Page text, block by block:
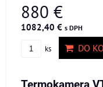
880 €
1082,40 € s DPH
ks DO